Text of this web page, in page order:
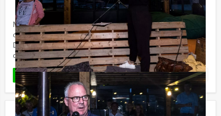
Met deze digitale speurtocht gaan jullie op
ontdekkingsreis. Elk team gaat met een tablet op pad.
De tablet leidt jullie door de stad en brengt jullie langs
de ...
LEES MEER Favoriet